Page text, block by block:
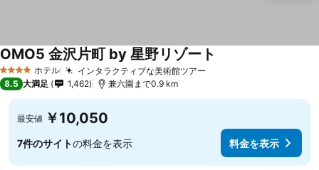
4 ホテルのランク
ホテル インタラクティブな美術館ツアー
OMO5 金沢片町 by 星野リゾート
8.5 大満足 1,462 兼六園まで0.9 km
最安値 ￥10,050
7件のサイトの料金を表示 料金を表示